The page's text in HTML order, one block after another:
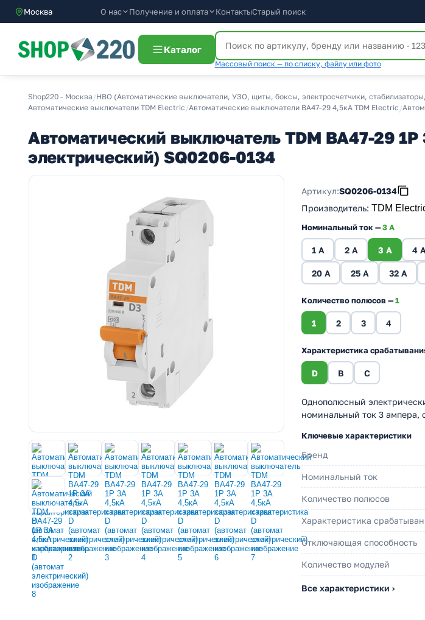
Москва О нас Получение и оплата КонтактыСтарый поиск
Каталог
Массовый поиск — по списку, файлу или фото
Shop220 - Москва /НВО (Автоматические выключатели, УЗО, щиты, боксы, электросчетчики,
Автоматические выключатели TDM Electric /Автоматические выключатели ВА47-29 4,5кА TDM Electric /
Автоматический выключатель TDM ВА47-29
электрический) SQ0206-0134
Артикул:SQ0206-0134
Производитель: TDM
Номинальный ток —3 A
1 A 2 A 3 A 4 A
20 A 25 A 32 A
Количество полюсов —1
1 2 3 4
Характеристика
D B C
Однополюсный
номинальный ток 3 ампера,
Ключевые характеристики
Бренд
Номинальный ток
Количество полюсов
Характеристика
Отключающая способность
Количество модулей
Все характеристики ›